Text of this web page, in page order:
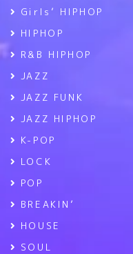
Girls’ HIPHOP
HIPHOP
R&B HIPHOP
JAZZ
JAZZ FUNK
JAZZ HIPHOP
K-POP
LOCK
POP
BREAKIN’
HOUSE
SOUL